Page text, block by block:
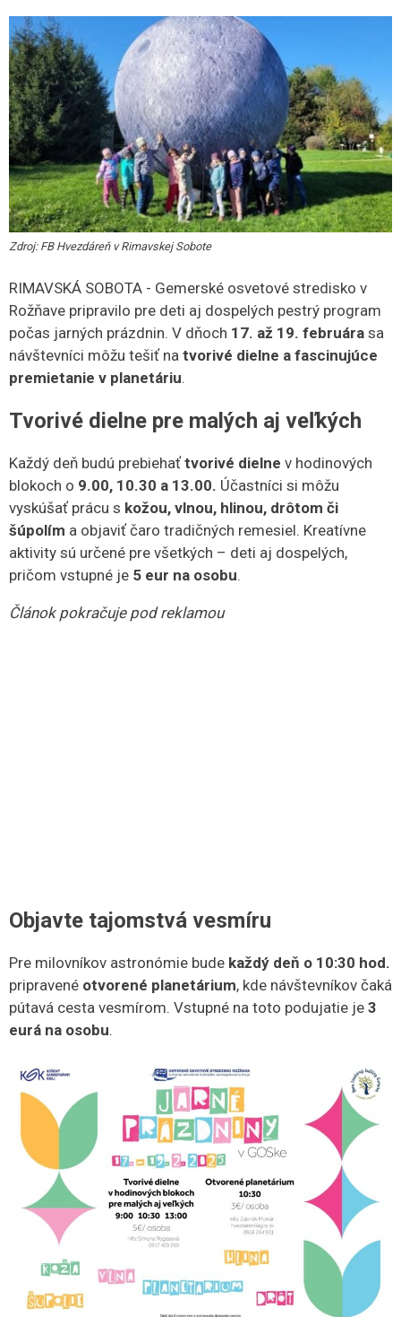
Zdroj: FB Hvezdáreň v Rimavskej Sobote
RIMAVSKÁ SOBOTA - Gemerské osvetové stredisko v
Rožňave pripravilo pre deti aj dospelých pestrý program
počas jarných prázdnin. V dňoch 17. až 19. februára sa
návštevníci môžu tešiť na tvorivé dielne a fascinujúce
premietanie v planetáriu.
Tvorivé dielne pre malých aj veľkých
Každý deň budú prebiehať tvorivé dielne v hodinových
blokoch o 9.00, 10.30 a 13.00. Účastníci si môžu
vyskúšať prácu s kožou, vlnou, hlinou, drôtom či
šúpolím a objaviť čaro tradičných remesiel. Kreatívne
aktivity sú určené pre všetkých – deti aj dospelých,
pričom vstupné je 5 eur na osobu.
Článok pokračuje pod reklamou
Objavte tajomstvá vesmíru
Pre milovníkov astronómie bude každý deň o 10:30 hod.
pripravené otvorené planetárium, kde návštevníkov čaká
pútavá cesta vesmírom. Vstupné na toto podujatie je 3
eurá na osobu.